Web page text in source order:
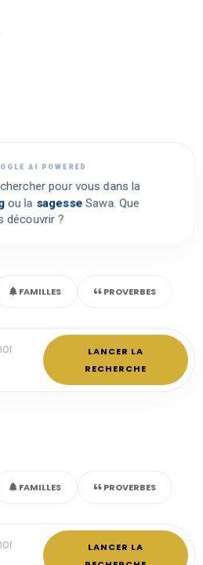
AI POWERED
pour vous dans la
ou la sagesse Sawa. Que
découvrir ?
FAMILLES PROVERBES
LANCER LA
RECHERCHE
FAMILLES PROVERBES
LANCER LA